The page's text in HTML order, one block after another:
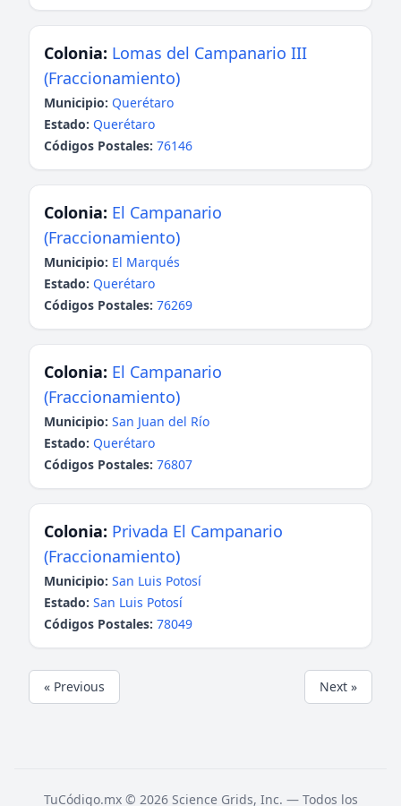
Colonia: Lomas del Campanario III
(Fraccionamiento)
Municipio: Querétaro
Estado: Querétaro
Códigos Postales: 76146
Colonia: El Campanario
(Fraccionamiento)
Municipio: El Marqués
Estado: Querétaro
Códigos Postales: 76269
Colonia: El Campanario
(Fraccionamiento)
Municipio: San Juan del Río
Estado: Querétaro
Códigos Postales: 76807
Colonia: Privada El Campanario
(Fraccionamiento)
Municipio: San Luis Potosí
Estado: San Luis Potosí
Códigos Postales: 78049
« Previous Next »
TuCódigo.mx © 2026 Science Grids, Inc. — Todos los